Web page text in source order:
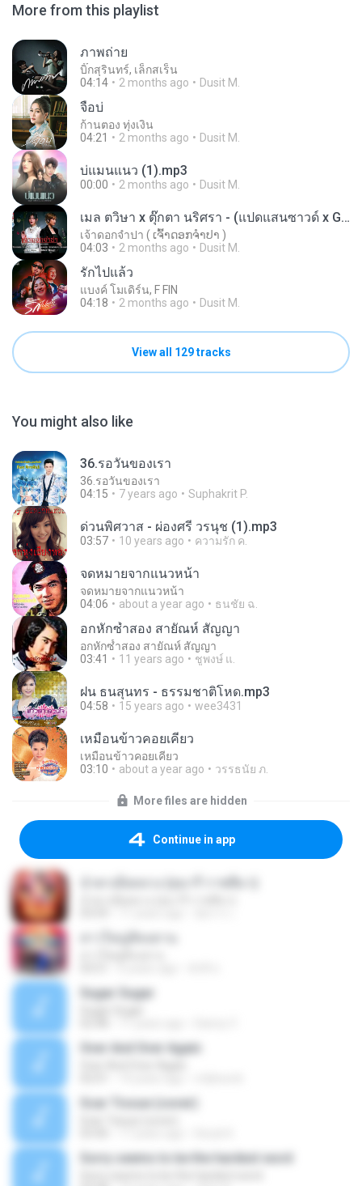
More from this playlist
ภาพถ่าย
บิ๊กสุรินทร์, เล็กสเร็น
04:14
2 months ago Dusit M.
จื่อบ่
ก้านตอง ทุ่งเงิน
04:21
2 months ago Dusit M.
บ่แมนแนว (1).mp3
00:00 2 months ago Dusit M.
เมล ตวิษา x ตุ๊กตา นริศรา - (แปดแสนซาวด์ x Go Music Thailand x JOOX)
เจ้าดอกจำปา ( ເຈົ້າດອກຈຳປາ )
04:03
2 months ago Dusit M.
รักไปแล้ว
แบงค์ โมเดิร์น, F FIN
04:18
2 months ago Dusit M.
View all 129 tracks
You might also like
36.รอวันของเรา
36.รอวันของเรา
04:15
7 years ago Suphakrit P.
ด่วนพิศวาส - ผ่องศรี วรนุช (1).mp3
03:57 10 years ago ความรัก ค.
จดหมายจากแนวหน้า
จดหมายจากแนวหน้า
04:06
about a year ago ธนชัย ฉ.
อกหักซ้ำสอง สายัณห์ สัญญา
อกหักซ้ำสอง สายัณห์ สัญญา
03:41
11 years ago ชูพงษ์ แ.
ฝน ธนสุนทร - ธรรมชาติโหด.mp3
04:58 15 years ago wee3431
เหมือนข้าวคอยเคียว
เหมือนข้าวคอยเคียว
03:10
about a year ago วรรธนัย ภ.
More files are hidden
Continue in app
สาวใหญ่สิลงคาน
Sugar Sugar
Over And Over Again
Scar Tissue (cover)
Sorry seems to be the hardest word